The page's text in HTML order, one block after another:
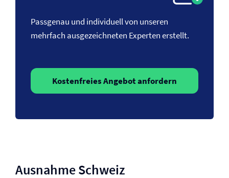
Passgenau und individuell von unseren
mehrfach ausgezeichneten Experten erstellt.
Kostenfreies Angebot anfordern
Ausnahme Schweiz